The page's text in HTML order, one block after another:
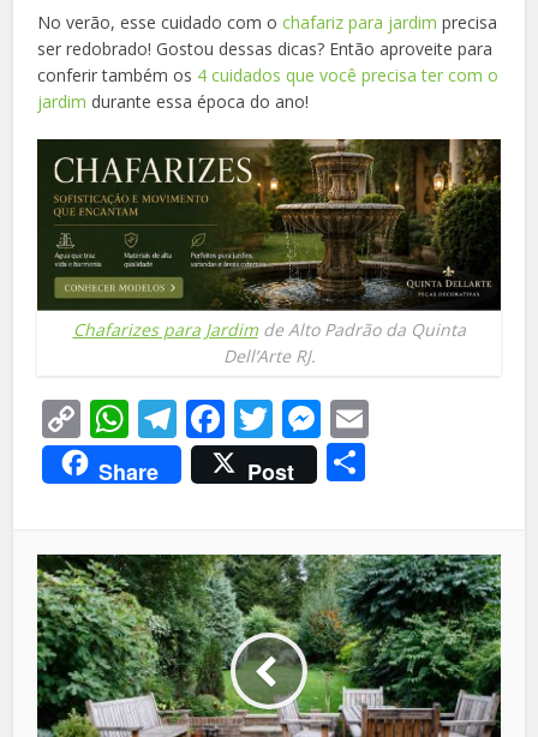
No verão, esse cuidado com ochafariz para jardim precisa
ser redobrado! Gostou dessas dicas? Então aproveite para
conferir também os 4 cuidados que você precisa ter com o
jardim durante essa época do ano!
Chafarizes para Jardimde Alto Padrão da Quinta
Dell’Arte RJ.
Copy
Link
WhatsApp
Telegram
Facebook
TwitterMessenger
Share Post